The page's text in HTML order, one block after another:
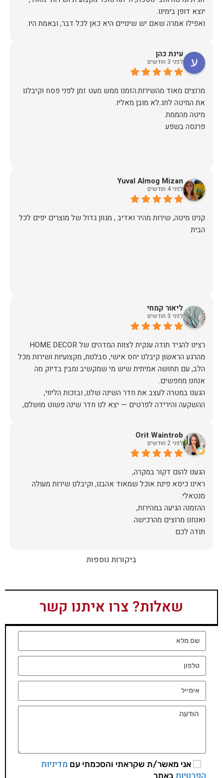
תודה.
עינת כהן
לפני 3 חודשים
מרוצים מאוד מהשירות.הזמנו ממש מעט זמן לפני פסח וקיבלנו
פרנסה בשפע
Yuval Almog Mizan
לפני 4 חודשים
קנינו מיטה, שירות מהיר ואדיב , מגוון גדול של מוצרים יפים לכל
הבית
ליאור קמחי
לפני 3 חודשים
מהרגע הראשון קיבלנו יחס אישי, סבלנות, מקצועיות ושירות מכל
הלב, עם תחושה אמיתית שיש מי שמקשיב ומבין בדיוק מה
הגענו במטרה לעצב את חדר השינה שלנו, ובזכות הליווי,
ההשקעה והירידה לפרטים — יצא לנו חדר שינה פשוט מושלם,
אין ספק שעשינו את הבחירה הנכונה. ממליצים מכל הלב לכל מי
Orit Waintrob
לפני 2 חודשים
ראינו כיסא פינת אוכל שמאוד אהבנו, וקיבלנו שירות מעולה
תודה לכם
ביקורות נוספות
שאלות? צרו איתנו קשר
אני מאשר/ת שקראתי והסכמתי עם מדיניות
באתר